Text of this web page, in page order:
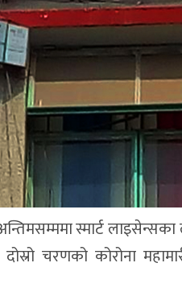
स्मार्ट
चरणको कोरोना